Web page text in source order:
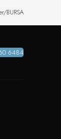
BURSA
6484